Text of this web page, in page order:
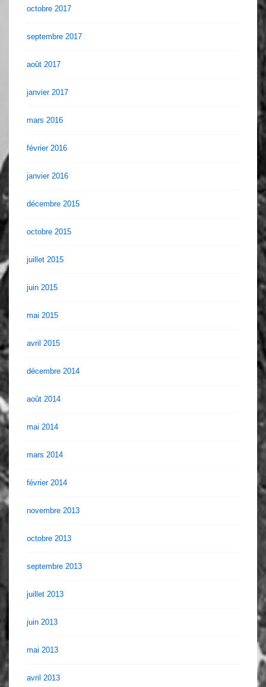
octobre 2017
septembre 2017
août 2017
janvier 2017
mars 2016
février 2016
janvier 2016
décembre 2015
octobre 2015
juillet 2015
juin 2015
mai 2015
avril 2015
décembre 2014
août 2014
mai 2014
mars 2014
février 2014
novembre 2013
octobre 2013
septembre 2013
juillet 2013
juin 2013
mai 2013
avril 2013